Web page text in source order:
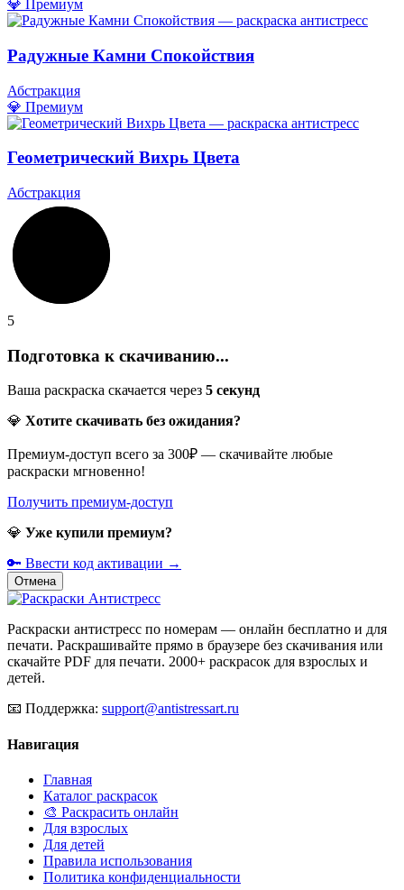
💎 Премиум
Радужные Камни Спокойствия
Абстракция
💎 Премиум
Геометрический Вихрь Цвета
Абстракция
5
Подготовка к скачиванию...
Ваша раскраска скачается через 5 секунд
💎 Хотите скачивать без ожидания?
Премиум-доступ всего за 300₽ — скачивайте любые
раскраски мгновенно!
Получить премиум-доступ
💎 Уже купили премиум?
🔑 Ввести код активации →
Отмена
Раскраски антистресс по номерам — онлайн бесплатно и для
печати. Раскрашивайте прямо в браузере без скачивания или
скачайте PDF для печати. 2000+ раскрасок для взрослых и
детей.
📧 Поддержка: support@antistressart.ru
Навигация
Главная
Каталог раскрасок
🎨 Раскрасить онлайн
Для взрослых
Для детей
Правила использования
Политика конфиденциальности